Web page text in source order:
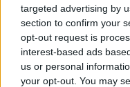
targeted advertising by
section to confirm your
opt-out request is
interest-based ads
us or personal
your opt-out. You may